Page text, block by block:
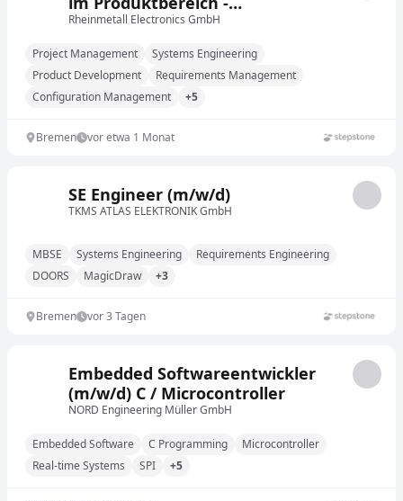
Fahrzeugerweiterung Drohnen
Rheinmetall Electronics GmbH
Project Management
Systems Engineering
Product Development
Requirements Management
Configuration Management
+5
Bremen vor etwa 1 Monat
SE Engineer (m/w/d)
TKMS ATLAS ELEKTRONIK GmbH
MBSE Systems Engineering
Requirements Engineering
DOORS
MagicDraw +3
Bremen vor 3 Tagen
Embedded Softwareentwickler
(m/w/d) C / Microcontroller
NORD Engineering Müller GmbH
Embedded Software C Programming
Microcontroller
Real-time Systems
SPI +5